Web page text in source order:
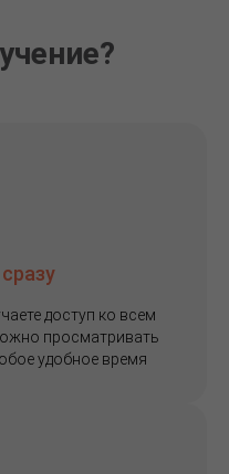
доступ ко всем
просматривать
удобное время